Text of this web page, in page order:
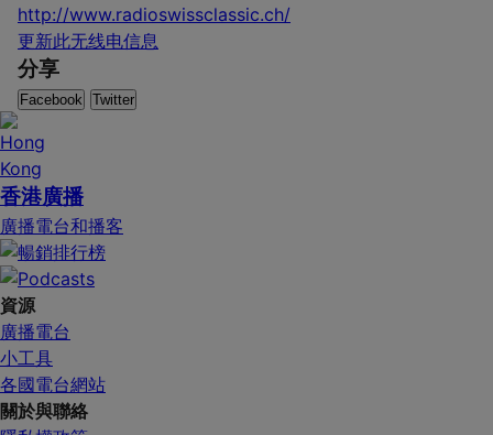
http://www.radioswissclassic.ch/
更新此无线电信息
分享
Facebook Twitter
香港廣播
廣播電台和播客
資源
廣播電台
小工具
各國電台網站
關於與聯絡